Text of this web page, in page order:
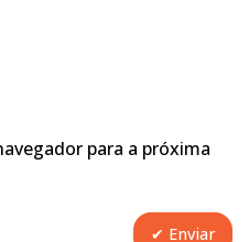
para a próxima